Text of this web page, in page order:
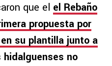
que el el Rebaño
propuesta por
su plantilla junto a
hidalguenses no